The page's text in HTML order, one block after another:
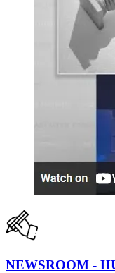
NEWSROOM -